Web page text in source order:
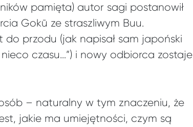
pamięta) autor sagi postanowił
Gokū ze straszliwym Buu.
przodu (jak napisał sam japoński
czasu…”) i nowy odbiorca zostaje
– naturalny w tym znaczeniu, że
jakie ma umiejętności, czym są